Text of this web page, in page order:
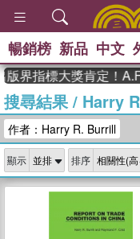
暢銷榜 新品 中文
界指標大獎肯定！
搜尋結果/ Harry
作者：Harry R. Burrill
顯示 排序